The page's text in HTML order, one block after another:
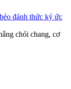
đánh thức ký ức
chói chang, cơ